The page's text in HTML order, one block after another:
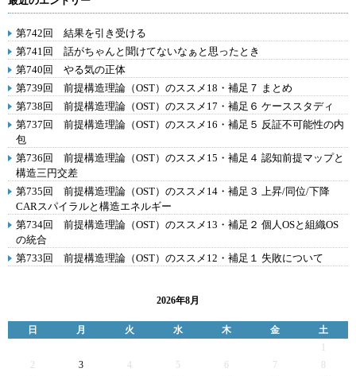
第742回 結果を引き受ける
第741回 話がちゃんと聞けてないなぁと思ったとき
第740回 やる気の正体
第739回 前提構造理論（OST）のススメ18・補足７ まとめ
第738回 前提構造理論（OST）のススメ17・補足６ ケーススタディ
第737回 前提構造理論（OST）のススメ16・補足５ 反証不可能性の内
包
第736回 前提構造理論（OST）のススメ15・補足４ 認知前提マップと
構造三円交差
第735回 前提構造理論（OST）のススメ14・補足３ 上昇/同位/下降
CARスパイラルと構造エネルギー
第734回 前提構造理論（OST）のススメ13・補足２ 個人OSと組織OS
の統合
第733回 前提構造理論（OST）のススメ12・補足１ 失敗について
2026年8月
日 月 火 水 木 金
土
2
3 4 5 6 7